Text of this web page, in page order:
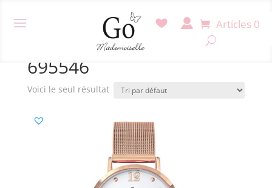
Articles 0
/ Produit Référence / 695546
695546
Voici le seul résultat